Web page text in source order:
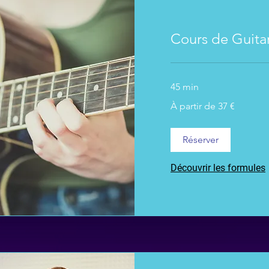
Cours de
45 min
À
partir
À partir de 37 €
Réserver
Découvrir les formules